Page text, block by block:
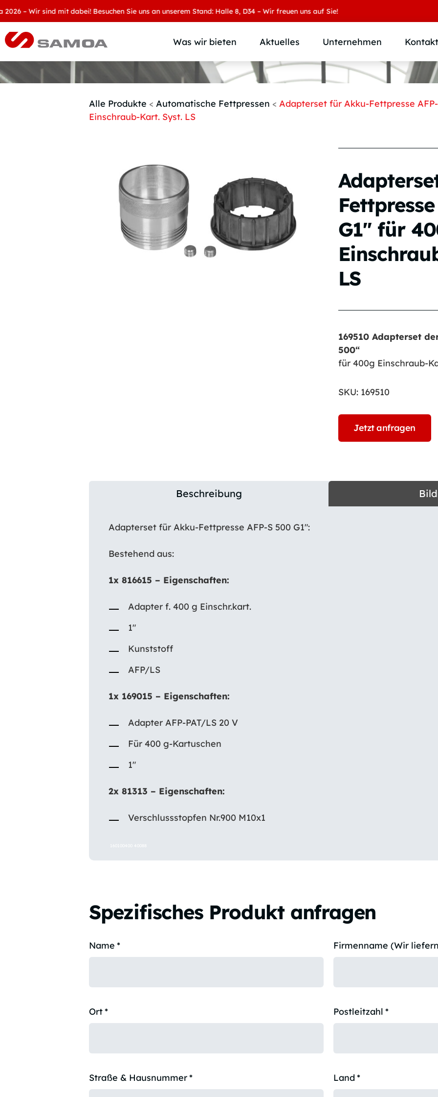
– Wir sind mit dabei! Besuchen Sie uns an unserem Stand: Halle 8, D34 – Wir freuen uns auf Sie!
Was wir bieten
Produktübersicht
Produktkategorie
Aktuelles Unternehmen
Wer wir sind
SAMOA Gruppe
Kontakt
Alle Produkte < Automatische Fettpressen < Adapterset für Akku-Fettpresse
Einschraub-Kart. Syst. LS
G1″ für
LS
169510 Adapterset
500“
für 400g Einschraub-
SKU: 169510
Jetzt anfragen
Beschreibung
Adapterset für Akku-Fettpresse AFP-S 500 G1″:
Bestehend aus:
1x 816615 – Eigenschaften:
Adapter f. 400 g Einschr.kart.
1″
Kunststoff
AFP/LS
1x 169015 – Eigenschaften:
Adapter AFP-PAT/LS 20 V
Für 400 g-Kartuschen
1″
2x 81313 – Eigenschaften:
Verschlussstopfen Nr.900 M10x1
160100400 40088
Spezifisches Produkt anfragen
Name * Firmenname (Wir
Ort* Postleitzahl *
Straße & Hausnummer* Land*